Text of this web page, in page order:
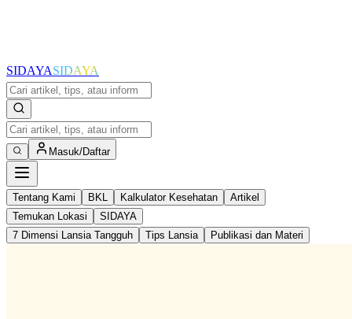
SIDAYASIDAYA
Masuk/Daftar
Tentang Kami BKL Kalkulator Kesehatan
Artikel
Temukan Lokasi
SIDAYA
7 Dimensi Lansia Tangguh
Tips Lansia Publikasi dan Materi